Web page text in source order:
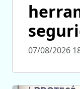
07/08/2026